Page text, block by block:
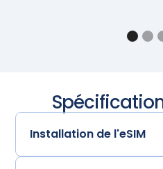
Installation de l'eSIM